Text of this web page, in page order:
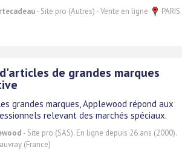
- Site pro (Autres) - Vente en ligne
PARIS
de grandes marques
grandes marques, Applewood répond aux
relevant des marchés spéciaux.
- Site pro (SAS). En ligne depuis 26 ans (2000).
(France)